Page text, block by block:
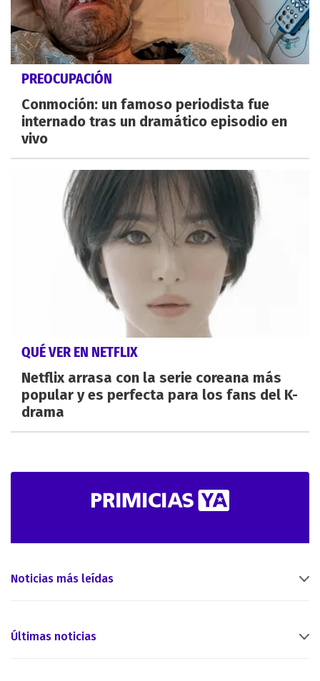
PREOCUPACIÓN
Conmoción: un famoso periodista fue
internado tras un dramático episodio en
vivo
QUÉ VER EN NETFLIX
Netflix arrasa con la serie coreana más
popular y es perfecta para los fans del K-
drama
Noticias más leídas
Últimas noticias